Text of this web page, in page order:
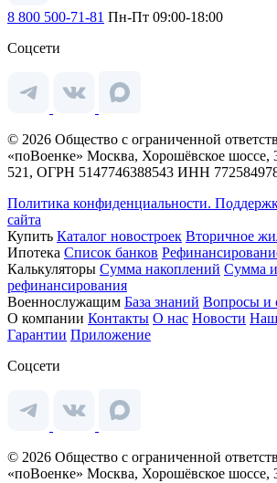
8 800 500-71-81 Пн-Пт 09:00-18:00
Соцсети
© 2026 Общество с ограниченной
«поВоенке» Москва, Хорошёвское шоссе,
521, ОГРН 5147746388543 ИНН
Политика конфиденциальности.
сайта
Купить Каталог новостроек Вторичное
Ипотека Список банков
Калькуляторы Сумма накоплений Сумма
рефинансирования
Военнослужащим База знаний Вопросы и
О компании Контакты О нас Новости
Гарантии Приложение
Соцсети
© 2026 Общество с ограниченной
«поВоенке» Москва, Хорошёвское шоссе,